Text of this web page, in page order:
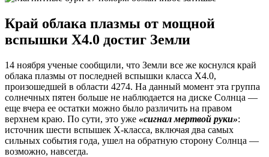
Край облака плазмы от мощной
вспышки X4.0 достиг Земли
14 ноября ученые сообщили, что Земли все же коснулся край
облака плазмы от последней вспышки класса X4.0,
произошедшей в области 4274. На данный момент эта группа
солнечных пятен больше не наблюдается на диске Солнца —
еще вчера ее остатки можно было различить на правом
верхнем краю. По сути, это уже «сигнал мертвой руки»:
источник шести вспышек X-класса, включая два самых
сильных события года, ушел на обратную сторону Солнца —
возможно, навсегда.